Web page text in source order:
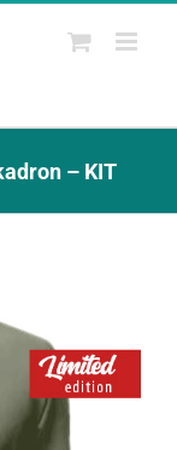
– KIT